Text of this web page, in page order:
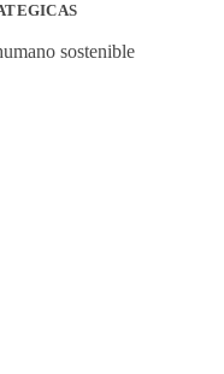
sostenible